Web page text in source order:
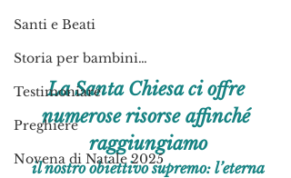
Santi e Beati
Storia per bambini…
Testimoniare
Preghiere
Novena di Natale 2025
La Santa Chiesa ci offre
numerose risorse affinché
raggiungiamo
il nostro obiettivo supremo: l’eterna